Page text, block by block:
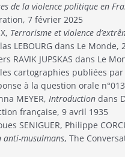
de la violence politique en
7 février 2025
Terrorisme et violence
LEBOURG dans Le Monde,
RAVIK JUPSKAS dans Le
cartographies publiées par
à la question orale
MEYER, Introductiondans
française, 9 avril 1935
SENIGUER, Philippe
anti-musulmans, The